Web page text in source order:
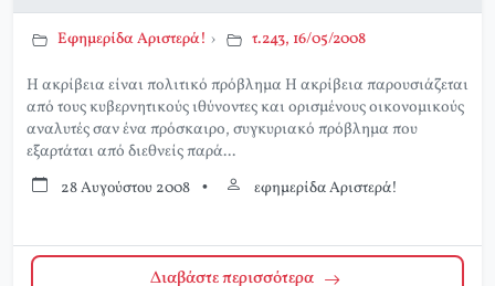
Εφημερίδα Αριστερά! › τ.243, 16/05/2008
Η ακρίβεια είναι πολιτικό πρόβλημα Η ακρίβεια παρουσιάζεται
από τους κυβερνητικούς ιθύνοντες και ορισμένους οικονομικούς
αναλυτές σαν ένα πρόσκαιρο, συγκυριακό πρόβλημα που
εξαρτάται από διεθνείς παρά...
28 Αυγούστου 2008 • εφημερίδα Αριστερά!
Διαβάστε περισσότερα